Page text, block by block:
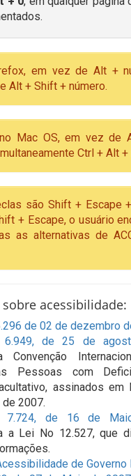
em vez de Alt +
Alt + Shift + número.
Mac OS, em vez de
Ctrl + Alt +
são Shift + Escape
+ Escape, o usuário
as alternativas de
acessibilidade:
de 02 de dezembro
6.949, de 25 de
Convenção
Pessoas com
assinados em
2007.
7.724, de 16 de
a Lei No 12.527, que
de Governo